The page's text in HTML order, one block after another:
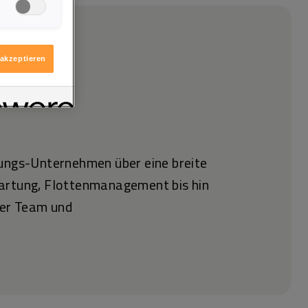
Unternehmen über eine breite
Flottenmanagement bis hin
Team und